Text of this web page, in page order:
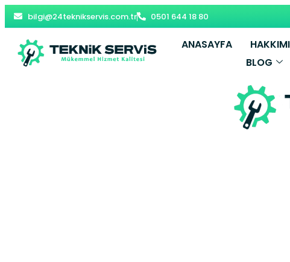
bilgi@24teknikservis.com.tr 0501 644 18 80
ANASAYFA
BLOG